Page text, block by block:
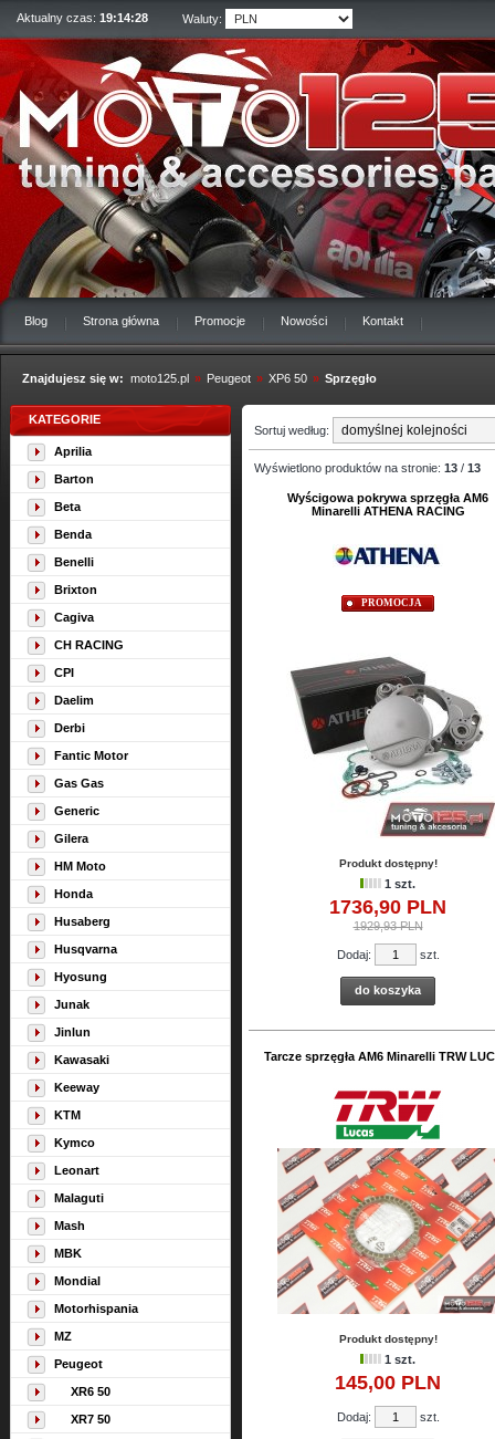
Aktualny czas: 19:14:28 Waluty:
Blog Strona główna Promocje Nowości Kontakt
Znajdujesz się w: moto125.pl » Peugeot » XP6 50 » Sprzęgło
KATEGORIE
Aprilia
Barton
Beta
Benda
Benelli
Brixton
Cagiva
CH RACING
CPI
Daelim
Derbi
Fantic Motor
Gas Gas
Generic
Gilera
HM Moto
Honda
Husaberg
Husqvarna
Hyosung
Junak
Jinlun
Kawasaki
Keeway
KTM
Kymco
Leonart
Malaguti
Mash
MBK
Mondial
Motorhispania
MZ
Peugeot
XR6 50
XR7 50
Sortuj według:
Wyświetlono produktów na stronie: 13 / 13
Wyścigowa pokrywa sprzęgła AM6
Minarelli ATHENA RACING
PROMOCJA
Produkt dostępny!
1 szt.
1736,90 PLN
1929,93 PLN
Dodaj: szt.
do koszyka
Tarcze sprzęgła AM6 Minarelli TRW
Produkt dostępny!
1 szt.
145,00 PLN
Dodaj: szt.